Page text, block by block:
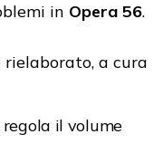
in Opera 56.
a cura
il volume